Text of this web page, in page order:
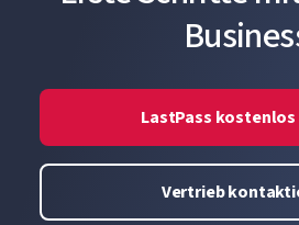
LastPass
Vertrieb